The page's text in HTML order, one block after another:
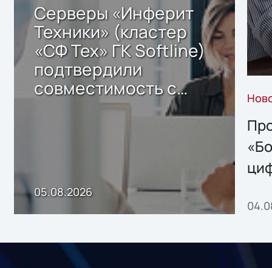
Серверы «Инферит
Техники» (кластер
«СФ Тех» ГК Softline)
подтвердили
совместимость с
решением Sharx
05.08.2026